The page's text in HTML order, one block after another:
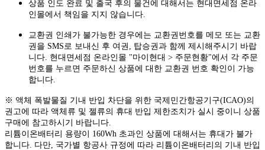
상품 인도 완료 및 출국 후의 물건에 대해서는 현대면세점 온라
인몰에서 책임을 지지 않습니다.
교환권 인쇄가 불가능한 경우에는 교환권번호를 메모 또는 교환
권을 SMS로 보내신 후 여권, 탑승권과 함께 제시해주시기 바랍
니다. 현대면세점 온라인몰 "마이현대 > 주문현황"에서 각 주문
번호를 누르면 주문하신 상품에 대한 교환권 번호 확인이 가능
합니다.
※ 액체 폭발물질 기내 반입 차단을 위한 국제민간항공기구(ICAO)의
권고에 따라 액체류 및 젤류의 휴대 반입 제한조치가 실시 중이니 상품
구매에 참고하시기 바랍니다.
리튬이온배터리 용량이 160Wh 초과인 상품에 대해서는 휴대가 불가
합니다. 다만, 국가별 항공사 규정에 따라 리튬이온배터리의 기내 반입